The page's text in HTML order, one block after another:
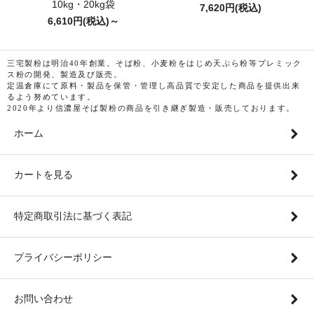
10kg・20kg袋
6,610円(税込)～
7,620円(税込)
三宅製粉は明治40年創業。そば粉、小麦粉をはじめ天ぷら粉等プレミック
ス粉の開発、製造及び販売。
定温倉庫にて原料・製品を保管・管理し高品質で安定した商品を提供出来
るよう努めています。
2020年より信濃屋そば製粉の商品を引き継ぎ製造・販売しております。
ホーム
カートを見る
特定商取引法に基づく表記
プライバシーポリシー
お問い合わせ